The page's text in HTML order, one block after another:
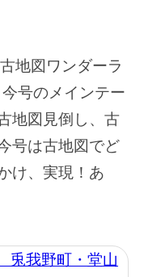
地図ワンダーラ
号のメインテー
地図見倒し、古
号は古地図でど
け、実現！あ